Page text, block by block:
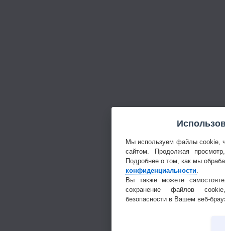
Мы используем файлы cookie,
сайтом. Продолжая
Подробнее о том, как мы
конфиденциальности
Вы также можете
сохранение файлов
безопасности в Вашем веб-